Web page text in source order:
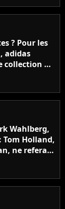
? Pour les
adidas
collection de
pas quoi en
Wahlberg,
Holland,
ne referait